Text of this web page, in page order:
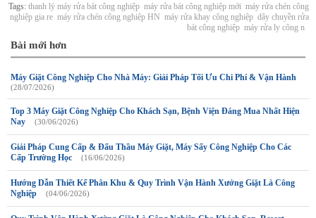
Tags: thanh lý máy rửa bát công nghiệp máy rửa bát công nghiệp mới máy rửa chén công
nghiệp gia re máy rửa chén công nghiệp HN máy rửa khay công nghiệp dây chuyền rửa
bát công nghiệp máy rửa ly công n
Bài mới hơn
Máy Giặt Công Nghiệp Cho Nhà Máy: Giải Pháp Tối Ưu Chi Phí & Vận Hành
(28/07/2026)
Top 3 Máy Giặt Công Nghiệp Cho Khách Sạn, Bệnh Viện Đáng Mua Nhất Hiện
Nay
(30/06/2026)
Giải Pháp Cung Cấp & Đấu Thầu Máy Giặt, Máy Sấy Công Nghiệp Cho Các
Cấp Trường Học
(16/06/2026)
Hướng Dẫn Thiết Kế Phân Khu & Quy Trình Vận Hành Xưởng Giặt Là Công
Nghiệp
(04/06/2026)